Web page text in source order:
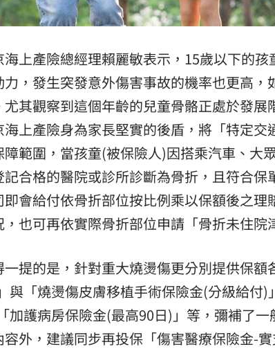
海上產險總經理賴麗敏表示，15歲以下的
力，發生突發意外傷害事故的機率也更高，
尤其觀察到這個年齡的兒童骨骼正處於發展
海上產險身為家長堅實的後盾，將「特定
障範圍，當孩童(被保險人)因搭乘汽車、大
合格的醫院或診所診斷為骨折，且符合保
即會給付依骨折部位按比例乘以保額後之
，也可再依實際骨折部位申請「骨折未住院
一提的是，針對重大燒燙傷更分別提供保
與「燒燙傷皮膚移植手術保險金(分級給付
加護病房保險金(最高90日)」等，彌補了
容外，建議同步再投保「傷害醫療保險金-